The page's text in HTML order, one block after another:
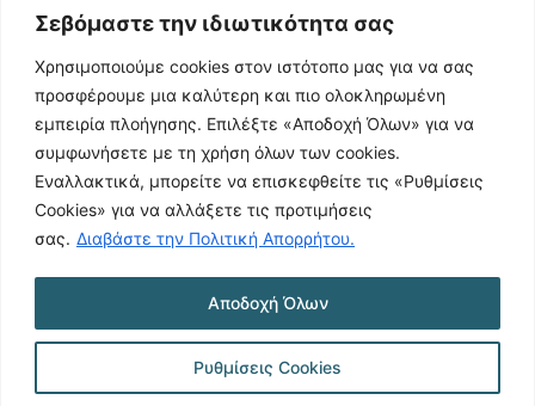
Σεβόμαστε την ιδιωτικότητα σας
Χρησιμοποιούμε cookies στον ιστότοπο μας για να σας
προσφέρουμε μια καλύτερη και πιο ολοκληρωμένη
εμπειρία πλοήγησης. Επιλέξτε «Αποδοχή Όλων» για να
συμφωνήσετε με τη χρήση όλων των cookies.
Εναλλακτικά, μπορείτε να επισκεφθείτε τις «Ρυθμίσεις
Cookies» για να αλλάξετε τις προτιμήσεις
σας. Διαβάστε την Πολιτική Απορρήτου.
Ρυθμίσεις Cookies
Αποδοχή Όλων
Αριθμός Πιστοποίησης Μ.Η.Τ. 242044
ΑΚΟΛΟΥΘΗΣΕ ΜΑΣ
Όροι Χρήσης
Κατασκευή Ιστοσελίδας | Κοκοτίνης Δημήτριος